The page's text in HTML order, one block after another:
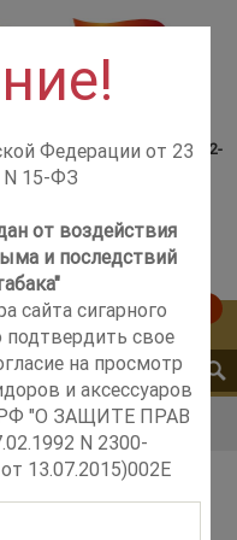
Обратный звонок
со склада +7(925)502-
Selva
Федерации от 23
N 15-ФЗ
от воздействия
и последствий
сайта сигарного
подтвердить свое
на просмотр
и аксессуаров
РФ "О ЗАЩИТЕ ПРАВ
N 2300-
13.07.2015)002E